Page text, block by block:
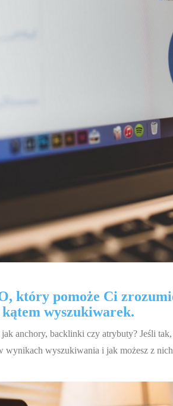
który pomoże Ci
wyszukiwarek.
anchory, backlinki czy atrybuty? Jeśli
wyszukiwania i jak możesz z